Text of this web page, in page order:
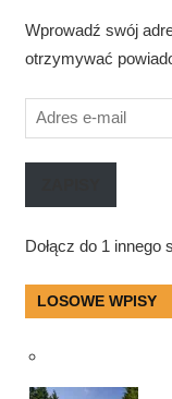
Wprowadź swój
otrzymywać
Adres
e-
mail
Dołącz do 1 innego
LOSOWE WPISY